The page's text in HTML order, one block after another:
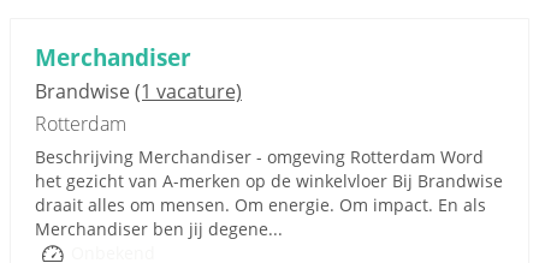
Merchandiser
Brandwise(1 vacature)
Rotterdam
Beschrijving Merchandiser - omgeving Rotterdam Word
het gezicht van A‑merken op de winkelvloer Bij Brandwise
draait alles om mensen. Om energie. Om impact. En als
Merchandiser ben jij degene...